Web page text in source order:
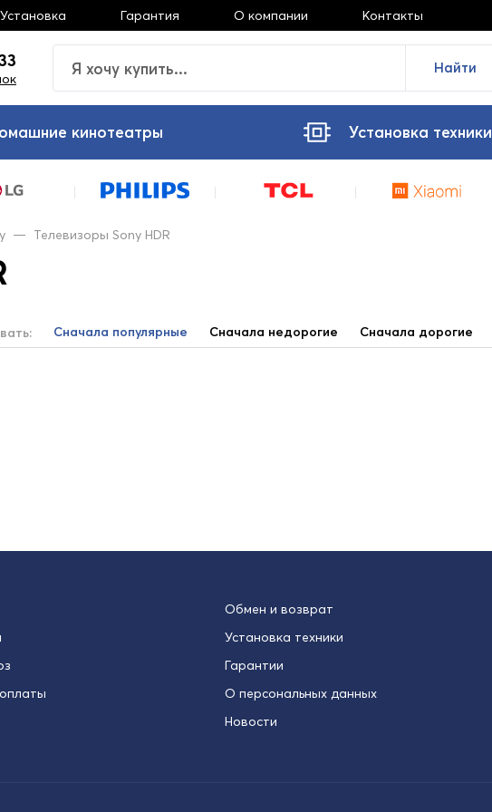
Установка Гарантия О компании Контакты
Найти
кинотеатры Установка техники
— Телевизоры Sony HDR
Сначала популярные Сначала недорогие Сначала дорогие
Обмен и возврат
Установка техники
Гарантии
О персональных данных
Новости